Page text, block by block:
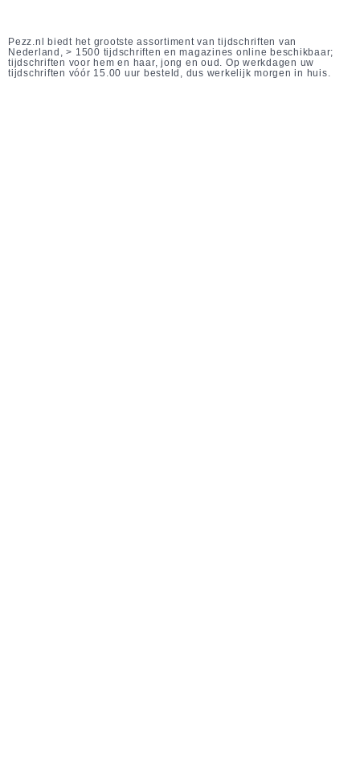
Pezz.nl biedt het grootste assortiment van tijdschriften van
Nederland, > 1500 tijdschriften en magazines online beschikbaar;
tijdschriften voor hem en haar, jong en oud. Op werkdagen uw
tijdschriften vóór 15.00 uur besteld, dus werkelijk morgen in huis.